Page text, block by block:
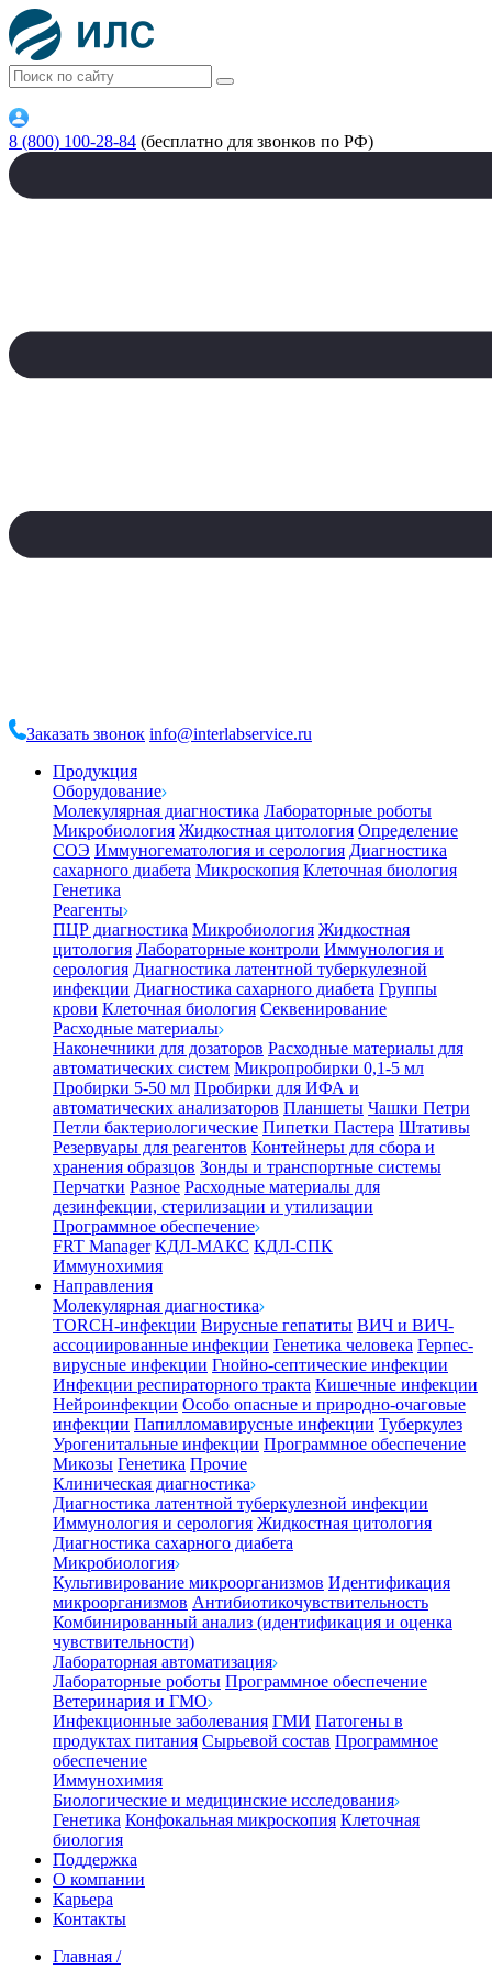
8 (800) 100-28-84 (бесплатно для звонков по РФ)
Заказать звонок info@interlabservice.ru
Продукция
Оборудование
Молекулярная диагностика Лабораторные роботы
Микробиология Жидкостная цитология Определение
СОЭ Иммуногематология и серология Диагностика
сахарного диабета Микроскопия Клеточная биология
Генетика
Реагенты
ПЦР диагностика Микробиология Жидкостная
цитология Лабораторные контроли Иммунология и
серология Диагностика латентной туберкулезной
инфекции Диагностика сахарного диабета Группы
крови Клеточная биология Секвенирование
Расходные материалы
Наконечники для дозаторов Расходные материалы для
автоматических систем Микропробирки 0,1-5 мл
Пробирки 5-50 мл Пробирки для ИФА и
автоматических анализаторов Планшеты Чашки Петри
Петли бактериологические Пипетки Пастера Штативы
Резервуары для реагентов Контейнеры для сбора и
хранения образцов Зонды и транспортные системы
Перчатки Разное Расходные материалы для
дезинфекции, стерилизации и утилизации
Программное обеспечение
FRT Manager КДЛ-МАКС КДЛ-СПК
Иммунохимия
Направления
Молекулярная диагностика
TORCH-инфекции Вирусные гепатиты ВИЧ и ВИЧ-
ассоциированные инфекции Генетика человека Герпес-
вирусные инфекции Гнойно-септические инфекции
Инфекции респираторного тракта Кишечные инфекции
Нейроинфекции Особо опасные и природно-очаговые
инфекции Папилломавирусные инфекции Туберкулез
Урогенитальные инфекции Программное обеспечение
Микозы Генетика Прочие
Клиническая диагностика
Диагностика латентной туберкулезной инфекции
Иммунология и серология Жидкостная цитология
Диагностика сахарного диабета
Микробиология
Культивирование микроорганизмов Идентификация
микроорганизмов Антибиотикочувствительность
Комбинированный анализ (идентификация и оценка
чувствительности)
Лабораторная автоматизация
Лабораторные роботы Программное обеспечение
Ветеринария и ГМО
Инфекционные заболевания ГМИ Патогены в
продуктах питания Сырьевой состав Программное
обеспечение
Иммунохимия
Биологические и медицинские исследования
Генетика Конфокальная микроскопия Клеточная
биология
Поддержка
О компании
Карьера
Контакты
Главная /